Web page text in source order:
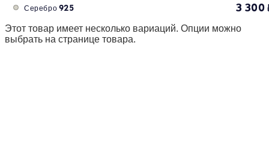
Серебро 925 3 300
Этот товар имеет несколько вариаций. Опции можно
выбрать на странице товара.